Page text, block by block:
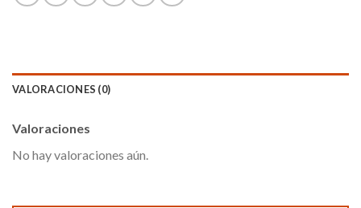
VALORACIONES (0)
Valoraciones
No hay valoraciones aún.